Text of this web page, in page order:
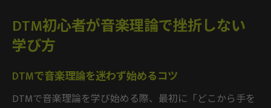
音楽理論は知らなくてもDTMは楽しめる？
DTMは音楽理論なしでも始められるか
DTMで音楽理論いらない説の真相を検証
作曲に音楽理論は絶対必要なのか考察
DTM初心者が音楽理論で挫折しない
学び方
DTMで音楽理論を迷わず始めるコツ
DTMで音楽理論を学び始める際、最初に「どこから手を